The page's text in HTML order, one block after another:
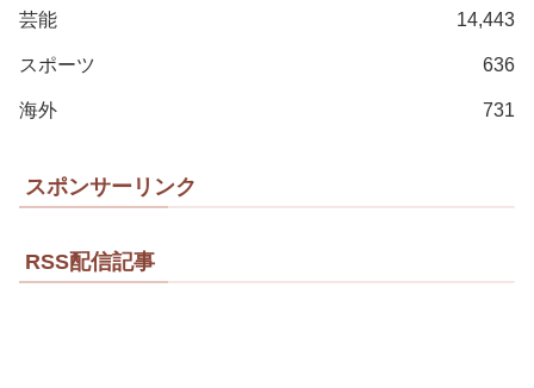
芸能 14,443
スポーツ 636
海外 731
スポンサーリンク
RSS配信記事